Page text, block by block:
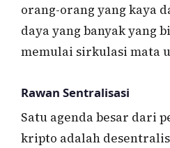
orang-orang yang kaya
daya yang banyak yang
memulai sirkulasi mata
Rawan Sentralisasi
Satu agenda besar dari
kripto adalah